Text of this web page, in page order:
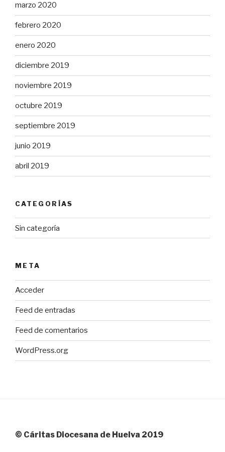
marzo 2020
febrero 2020
enero 2020
diciembre 2019
noviembre 2019
octubre 2019
septiembre 2019
junio 2019
abril 2019
CATEGORÍAS
Sin categoría
META
Acceder
Feed de entradas
Feed de comentarios
WordPress.org
© Cáritas Diocesana de Huelva 2019